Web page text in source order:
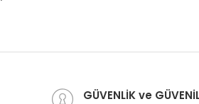
GÜVENLİK ve